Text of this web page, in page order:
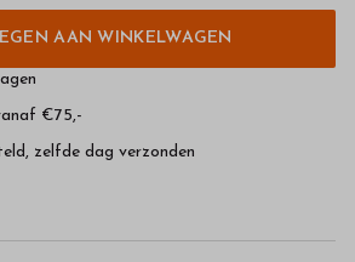
AAN WINKELWAGEN
€75,-
zelfde dag verzonden